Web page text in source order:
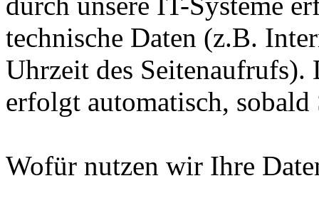
technische Daten (z.B.
Uhrzeit des Seitenaufrufs).
erfolgt automatisch, sobald
Wofür nutzen wir Ihre